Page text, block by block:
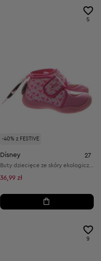
-40% z FESTIVE
5
Disney 27
36,99 zł
9